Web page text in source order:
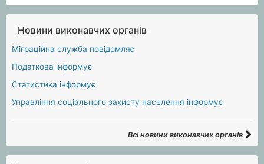
Новини виконавчих органів
Міграційна служба повідомляє
Податкова інформує
Статистика інформує
Управління соціального захисту населення інформує
Всі новини виконавчих органів